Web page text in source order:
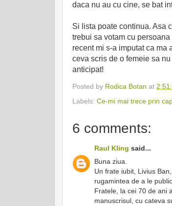
daca nu au cu cine, se bat
Si lista poate continua. Asa
trebui sa votam cu
recent mi s-a imputat ca ma
ceva scris de o femeie sa
anticipat!
Posted by Rodica Botan at
Labels: Ce-mi mai trece prin
6 comments:
Raul Kling said...
Buna ziua.
Un frate iubit, Livius
rugamintea de a le
Fratele, la cei 70 de ani
manuscrisul, cu cateva